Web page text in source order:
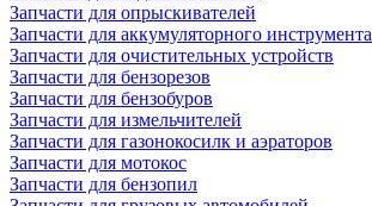
Запчасти для опрыскивателей
Запчасти для аккумуляторного инструмента
Запчасти для очистительных устройств
Запчасти для бензорезов
Запчасти для бензобуров
Запчасти для измельчителей
Запчасти для газонокосилк и аэраторов
Запчасти для мотокос
Запчасти для бензопил